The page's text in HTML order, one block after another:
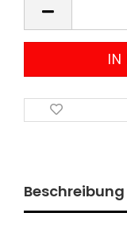
Beschreibung